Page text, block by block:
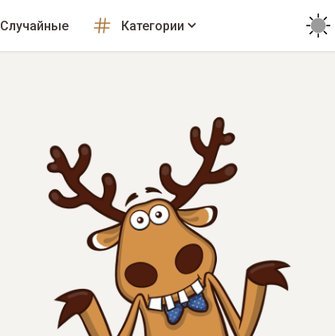
Случайные Категории